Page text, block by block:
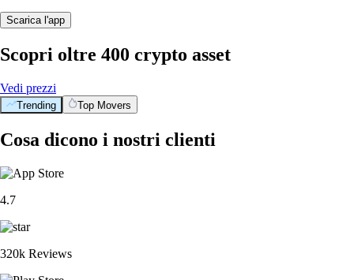
Scarica l'app
Scopri oltre 400 crypto asset
Vedi prezzi
Trending Top Movers
Cosa dicono i nostri clienti
4.7
320k Reviews